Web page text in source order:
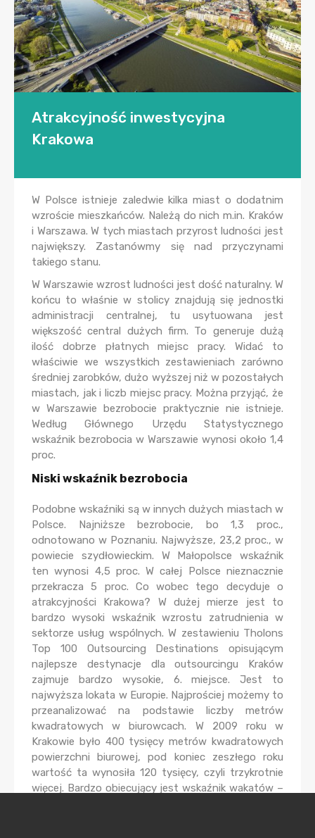
Atrakcyjność inwestycyjna
Krakowa
W Polsce istnieje zaledwie kilka miast o dodatnim
wzroście mieszkańców. Należą do nich m.in. Kraków
i Warszawa. W tych miastach przyrost ludności jest
największy. Zastanówmy się nad przyczynami
takiego stanu.
W Warszawie wzrost ludności jest dość naturalny. W
końcu to właśnie w stolicy znajdują się jednostki
administracji centralnej, tu usytuowana jest
większość central dużych firm. To generuje dużą
ilość dobrze płatnych miejsc pracy. Widać to
właściwie we wszystkich zestawieniach zarówno
średniej zarobków, dużo wyższej niż w pozostałych
miastach, jak i liczb miejsc pracy. Można przyjąć, że
w Warszawie bezrobocie praktycznie nie istnieje.
Według Głównego Urzędu Statystycznego
wskaźnik bezrobocia w Warszawie wynosi około 1,4
proc.
Niski wskaźnik bezrobocia
Podobne wskaźniki są w innych dużych miastach w
Polsce. Najniższe bezrobocie, bo 1,3 proc.,
odnotowano w Poznaniu. Najwyższe, 23,2 proc., w
powiecie szydłowieckim. W Małopolsce wskaźnik
ten wynosi 4,5 proc. W całej Polsce nieznacznie
przekracza 5 proc. Co wobec tego decyduje o
atrakcyjności Krakowa? W dużej mierze jest to
bardzo wysoki wskaźnik wzrostu zatrudnienia w
sektorze usług wspólnych. W zestawieniu Tholons
Top 100 Outsourcing Destinations opisującym
najlepsze destynacje dla outsourcingu Kraków
zajmuje bardzo wysokie, 6. miejsce. Jest to
najwyższa lokata w Europie. Najprościej możemy to
przeanalizować na podstawie liczby metrów
kwadratowych w biurowcach. W 2009 roku w
Krakowie było 400 tysięcy metrów kwadratowych
powierzchni biurowej, pod koniec zeszłego roku
wartość ta wynosiła 120 tysięcy, czyli trzykrotnie
więcej. Bardzo obiecujący jest wskaźnik wakatów –